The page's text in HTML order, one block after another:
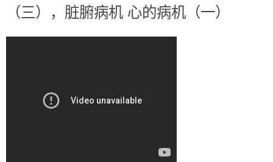
（三），脏腑病机 心的病机（一）